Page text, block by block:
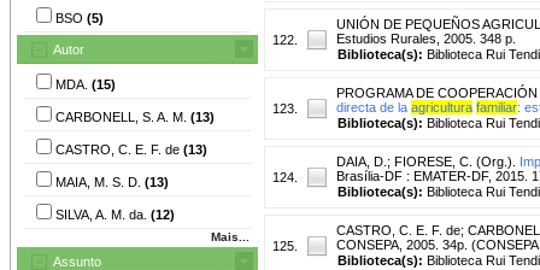
BSO (5)
Autor
MDA. (15)
CARBONELL, S. A. M. (13)
CASTRO, C. E. F. de (13)
MAIA, M. S. D. (13)
SILVA, A. M. da. (12)
Mais...
Assunto
122.
UNIÓN DE PEQUEÑOS
Estudios Rurales, 2005. 348 p.
Biblioteca(s): Biblioteca Rui
123.
PROGRAMA DE
directa de la agricultura familiar:
Biblioteca(s): Biblioteca Rui
124.
DAIA, D. ; FIORESE, C. (Org.).
Brasília-DF : EMATER-DF, 2015.
Biblioteca(s): Biblioteca Rui
125.
CASTRO, C. E. F. de;
CONSEPA, 2005. 34p.
Biblioteca(s): Biblioteca Rui